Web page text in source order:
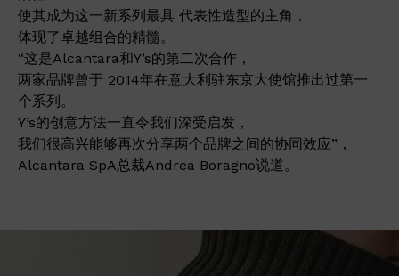
使其成为这一新系列最具 代表性造型的主角，
体现了卓越组合的精髓。
“这是Alcantara和Y’s的第二次合作，
两家品牌曾于 2014年在意大利驻东京大使馆推出过第一
个系列。
Y’s的创意方法一直令我们深受启发，
我们很高兴能够再次分享两个品牌之间的协同效应”，
Alcantara SpA总裁Andrea Boragno说道。